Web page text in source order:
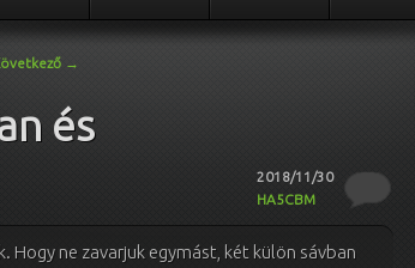
→
és
2018/11/30
HA5CBM
ne zavarjuk egymást, két külön sávban